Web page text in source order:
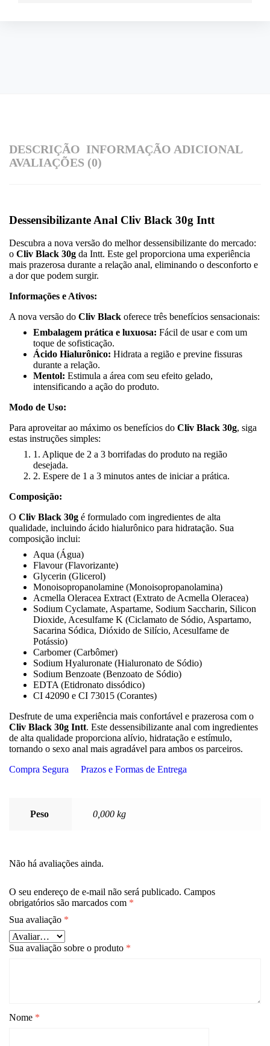
DESCRIÇÃO INFORMAÇÃO ADICIONAL
AVALIAÇÕES (0)
Dessensibilizante Anal Cliv Black 30g Intt
Descubra a nova versão do melhor dessensibilizante do mercado:
o Cliv Black 30g da Intt. Este gel proporciona uma experiência
mais prazerosa durante a relação anal, eliminando o desconforto e
a dor que podem surgir.
Informações e Ativos:
A nova versão do Cliv Black oferece três benefícios sensacionais:
Embalagem prática e luxuosa: Fácil de usar e com um
toque de sofisticação.
Ácido Hialurônico: Hidrata a região e previne fissuras
durante a relação.
Mentol: Estimula a área com seu efeito gelado,
intensificando a ação do produto.
Modo de Uso:
Para aproveitar ao máximo os benefícios do Cliv Black 30g, siga
estas instruções simples:
1. Aplique de 2 a 3 borrifadas do produto na região
desejada.
2. Espere de 1 a 3 minutos antes de iniciar a prática.
Composição:
O Cliv Black 30g é formulado com ingredientes de alta
qualidade, incluindo ácido hialurônico para hidratação. Sua
composição inclui:
Aqua (Água)
Flavour (Flavorizante)
Glycerin (Glicerol)
Monoisopropanolamine (Monoisopropanolamina)
Acmella Oleracea Extract (Extrato de Acmella Oleracea)
Sodium Cyclamate, Aspartame, Sodium Saccharin, Silicon
Dioxide, Acesulfame K (Ciclamato de Sódio, Aspartamo,
Sacarina Sódica, Dióxido de Silício, Acesulfame de
Potássio)
Carbomer (Carbômer)
Sodium Hyaluronate (Hialuronato de Sódio)
Sodium Benzoate (Benzoato de Sódio)
EDTA (Etidronato dissódico)
CI 42090 e CI 73015 (Corantes)
Desfrute de uma experiência mais confortável e prazerosa com o
Cliv Black 30g Intt. Este dessensibilizante anal com ingredientes
de alta qualidade proporciona alívio, hidratação e estímulo,
tornando o sexo anal mais agradável para ambos os parceiros.
Compra Segura
Prazos e Formas de Entrega
Peso 0,000 kg
Não há avaliações ainda.
O seu endereço de e-mail não será publicado. Campos
obrigatórios são marcados com *
Sua avaliação *
Sua avaliação sobre o produto *
Nome *